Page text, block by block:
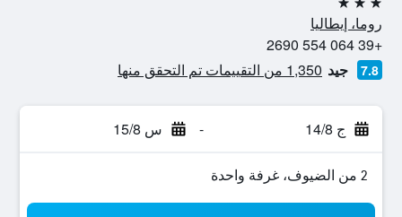
3 نجوم
روما، إيطاليا
+39 064 554 2690
7.8 جيد 1,350 من التقييمات تم التحقق منها
ج 14/8 - س 15/8
2 من الضيوف، غرفة واحدة